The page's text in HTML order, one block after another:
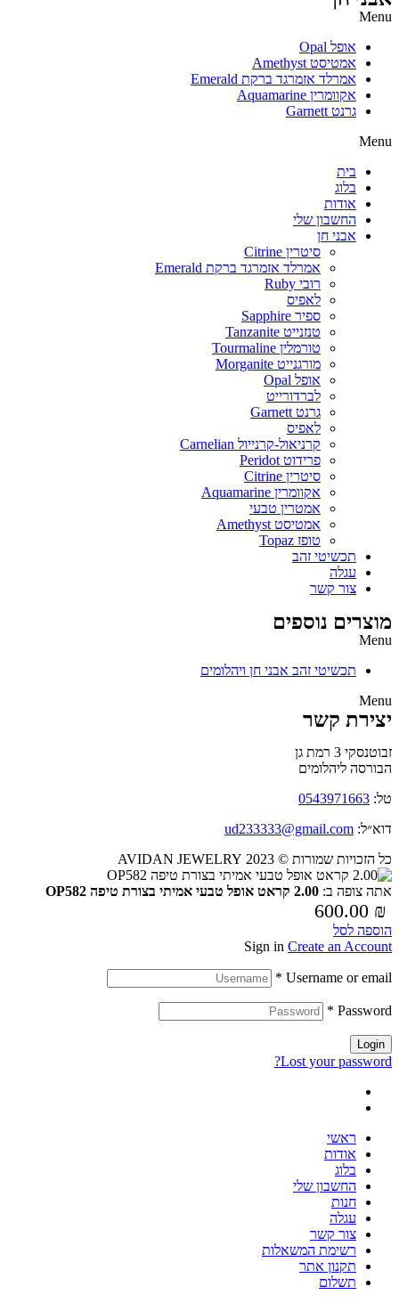
Menu
אופל Opal
אמטיסט Amethyst
אמרלד אזמרגד ברקת Emerald
אקוומרין Aquamarine
גרנט Garnett
Menu
בית
בלוג
אודות
החשבון שלי
אבני חן
סיטרין Citrine
אמרלד אזמרגד ברקת Emerald
רובי Ruby
לאפיס
ספיר Sapphire
טנזנייט Tanzanite
טורמלין Tourmaline
מורגנייט Morganite
אופל Opal
לברדורייט
גרנט Garnett
לאפיס
קרניאול-קרנייול Carnelian
פרידוט Peridot
סיטרין Citrine
אקוומרין Aquamarine
אמטרין טבעי
אמטיסט Amethyst
טופז Topaz
תכשיטי זהב
עגלה
צור קשר
מוצרים נוספים
Menu
תכשיטי זהב אבני חן ויהלומים
Menu
יצירת קשר
זבוטנסקי 3 רמת גן
הבורסה ליהלומים
טל: 0543971663
דוא״ל: ud233333@gmail.com
כל הזכויות שמורות © 2023 AVIDAN JEWELRY
אתה צופה ב: 2.00 קראט אופל טבעי אמיתי בצורת טיפה OP582
600.00 ₪
הוספה לסל
Sign in Create an Account
Username or email
*
Password
*
Login
Lost your password?
ראשי
אודות
בלוג
החשבון שלי
חנות
עגלה
צור קשר
רשימת המשאלות
תקנון אתר
תשלום